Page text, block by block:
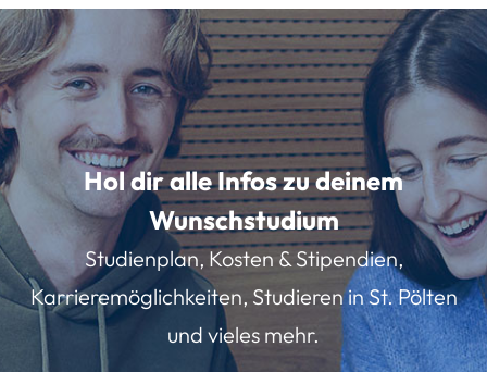
Hol dir alle Infos zu deinem
Wunschstudium
Studienplan, Kosten & Stipendien,
Karrieremöglichkeiten, Studieren in St. Pölten
und vieles mehr.